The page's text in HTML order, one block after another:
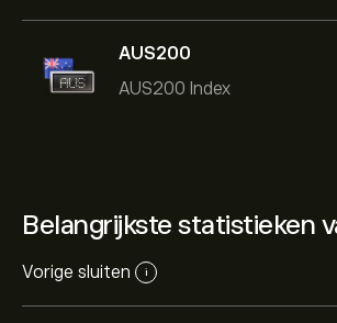
AUS200
AUS200 Index
Belangrijkste statistieken
Vorige sluiten i